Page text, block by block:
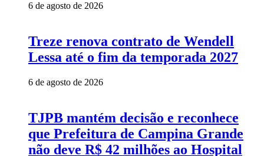
6 de agosto de 2026
Treze renova contrato de Wendell
Lessa até o fim da temporada 2027
6 de agosto de 2026
TJPB mantém decisão e reconhece
que Prefeitura de Campina Grande
não deve R$ 42 milhões ao Hospital